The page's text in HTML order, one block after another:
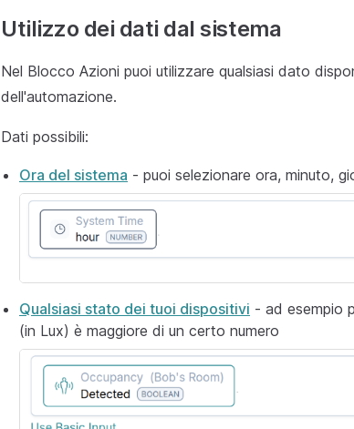
Utilizzo dei dati dal sistema
Nel Blocco Azioni puoi utilizzare qualsiasi dato
dell'automazione.
Dati possibili:
Ora del sistema - puoi selezionare ora, minuto,
Qualsiasi stato dei tuoi dispositivi - ad esempio
(in Lux) è maggiore di un certo numero